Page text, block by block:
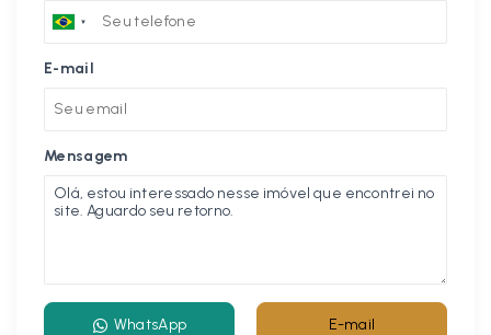
E-mail
Mensagem
WhatsApp E-mail